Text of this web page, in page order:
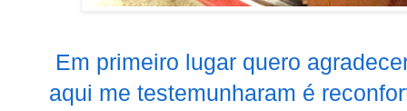
Em primeiro lugar quero
aqui me testemunharam é